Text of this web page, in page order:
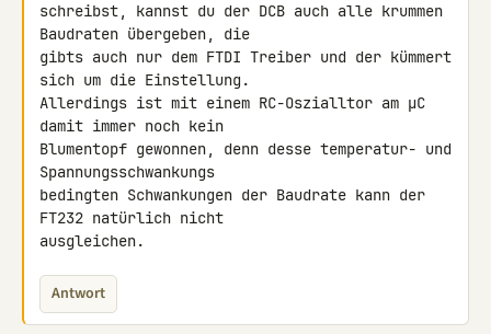
schreibst, kannst du der DCB auch alle krummen
Baudraten übergeben, die
gibts auch nur dem FTDI Treiber und der kümmert
sich um die Einstellung.
Allerdings ist mit einem RC-Oszialltor am µC
damit immer noch kein
Blumentopf gewonnen, denn desse temperatur- und
Spannungsschwankungs
bedingten Schwankungen der Baudrate kann der
FT232 natürlich nicht
ausgleichen.
Antwort